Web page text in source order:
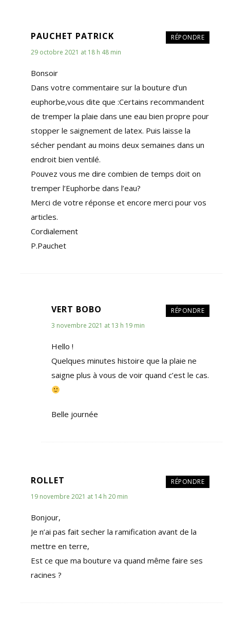
RÉPONDRE
PAUCHET PATRICK
29 octobre 2021 at 18 h 48 min
Bonsoir
Dans votre commentaire sur la bouture d’un
euphorbe,vous dite que :Certains recommandent
de tremper la plaie dans une eau bien propre pour
stopper le saignement de latex. Puis laisse la
sécher pendant au moins deux semaines dans un
endroit bien ventilé.
Pouvez vous me dire combien de temps doit on
tremper l’Euphorbe dans l’eau?
Merci de votre réponse et encore merci pour vos
articles.
Cordialement
P.Pauchet
RÉPONDRE
VERT BOBO
3 novembre 2021 at 13 h 19 min
Hello !
Quelques minutes histoire que la plaie ne
saigne plus à vous de voir quand c’est le cas.
Belle journée
RÉPONDRE
ROLLET
19 novembre 2021 at 14 h 20 min
Bonjour,
Je n’ai pas fait secher la ramification avant de la
mettre en terre,
Est ce que ma bouture va quand même faire ses
racines ?